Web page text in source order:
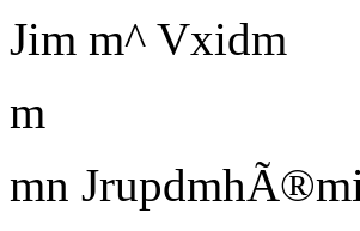
Jim m^ Vxidm
m
mn